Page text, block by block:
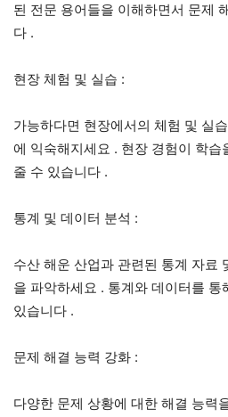
된 전문 용어들을 이해하면서 문제
다 .
현장 체험 및 실습 :
가능하다면 현장에서의 체험 및 실
에 익숙해지세요 . 현장 경험이 학습
줄 수 있습니다 .
통계 및 데이터 분석 :
수산 해운 산업과 관련된 통계 자료
을 파악하세요 . 통계와 데이터를 통
있습니다 .
문제 해결 능력 강화 :
다양한 문제 상황에 대한 해결 능력